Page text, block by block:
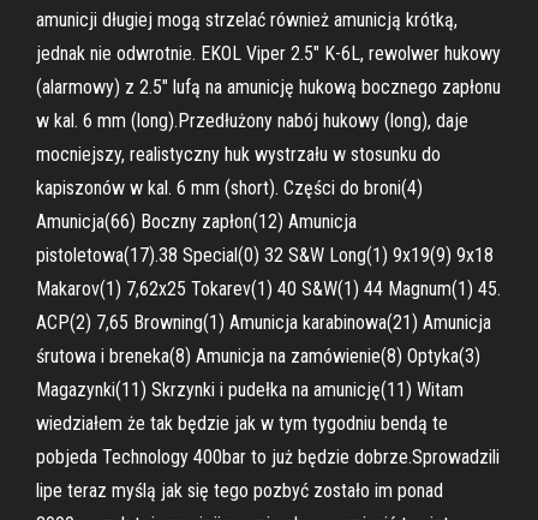
amunicji długiej mogą strzelać również amunicją krótką,
jednak nie odwrotnie. EKOL Viper 2.5" K-6L, rewolwer hukowy
(alarmowy) z 2.5" lufą na amunicję hukową bocznego zapłonu
w kal. 6 mm (long).Przedłużony nabój hukowy (long), daje
mocniejszy, realistyczny huk wystrzału w stosunku do
kapiszonów w kal. 6 mm (short). Części do broni(4)
Amunicja(66) Boczny zapłon(12) Amunicja
pistoletowa(17).38 Special(0) 32 S&W Long(1) 9x19(9) 9x18
Makarov(1) 7,62x25 Tokarev(1) 40 S&W(1) 44 Magnum(1) 45.
ACP(2) 7,65 Browning(1) Amunicja karabinowa(21) Amunicja
śrutowa i breneka(8) Amunicja na zamówienie(8) Optyka(3)
Magazynki(11) Skrzynki i pudełka na amunicję(11) Witam
wiedziałem że tak będzie jak w tym tygodniu bendą te
pobjeda Technology 400bar to już będzie dobrze.Sprowadzili
lipe teraz myślą jak się tego pozbyć zostało im ponad